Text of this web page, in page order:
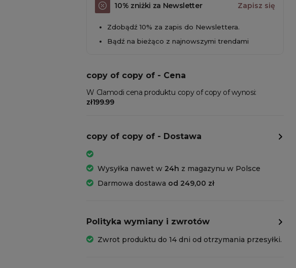
10% zniżki za Newsletter Zapisz się
Zdobądź 10% za zapis do Newslettera.
Bądź na bieżąco z najnowszymi trendami
copy of copy of - Cena
W Clamodi cena produktu copy of copy of wynosi:
zł199.99
copy of copy of - Dostawa
Wysyłka nawet w 24h z magazynu w Polsce
Darmowa dostawa od 249,00 zł
Polityka wymiany i zwrotów
Zwrot produktu do 14 dni od otrzymania przesyłki.